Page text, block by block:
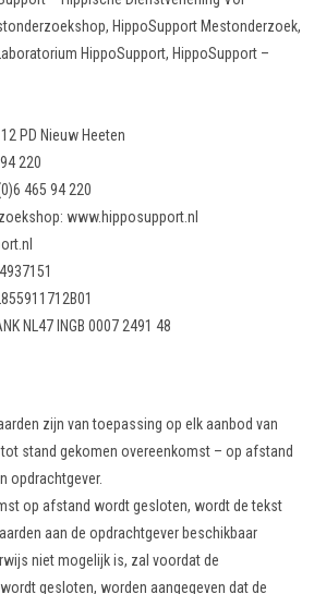
HippoSupport Mestonderzoek,
HippoSupport, HippoSupport –
PD Nieuw Heeten
220
465 94 220
www.hipposupport.nl
NL47 INGB 0007 2491 48
zijn van toepassing op elk aanbod van
stand gekomen overeenkomst – op afstand
opdrachtgever.
op afstand wordt gesloten, wordt de tekst
aan de opdrachtgever beschikbaar
niet mogelijk is, zal voordat de
gesloten, worden aangegeven dat de